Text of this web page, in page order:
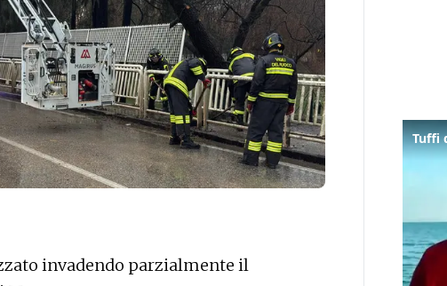
invadendo parzialmente il